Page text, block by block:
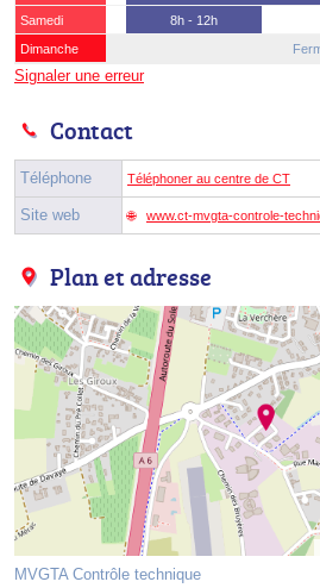
Samedi
8h - 12h
Dimanche
Signaler une erreur
Contact
Téléphone Téléphoner au centre de CT
Site web www.ct-mvgta-controle-
Plan et adresse
MVGTA Contrôle technique